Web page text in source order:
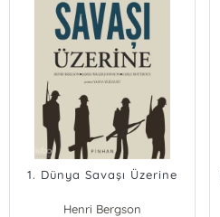
1. Dünya Savaşı Üzerine
Henri Bergson